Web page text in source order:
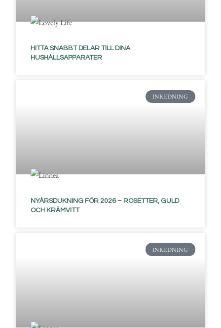
HITTA SNABBT DELAR TILL DINA
HUSHÅLLSAPPARATER
INREDNING
NYÅRSDUKNING FÖR 2026 – ROSETTER, GULD
OCH KRÄMVITT
INREDNING